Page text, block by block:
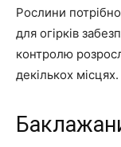
Рослини
для огірків
контролю
декількох місцях.